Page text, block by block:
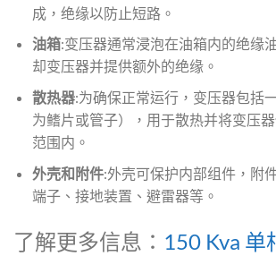
成，绝缘以防止短路。
油箱:变压器通常浸泡在油箱内的绝缘
却变压器并提供额外的绝缘。
散热器:为确保正常运行，变压器包括
为鳍片或管子），用于散热并将变压
范围内。
外壳和附件:外壳可保护内部组件，附
端子、接地装置、避雷器等。
了解更多信息： 150 Kva 单